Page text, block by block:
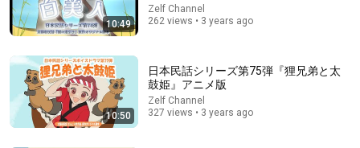
10:49
Zelf Channel
262 views • 3 years ago
10:50
日本民話シリーズ第75弾『狸兄弟と太
鼓姫』アニメ版
Zelf Channel
327 views • 3 years ago